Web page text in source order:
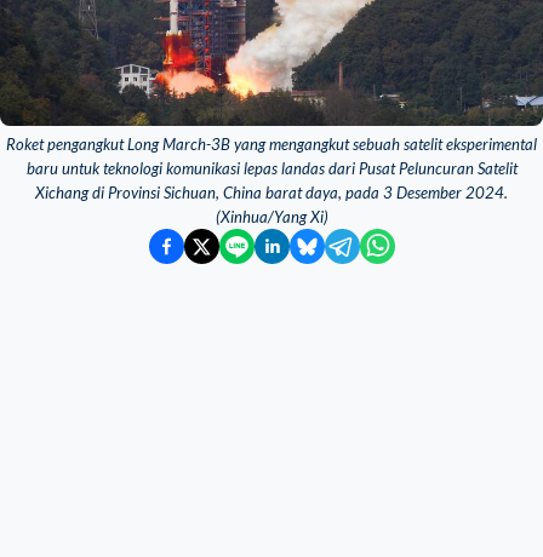
Roket pengangkut Long March-3B yang mengangkut sebuah satelit eksperimental
baru untuk teknologi komunikasi lepas landas dari Pusat Peluncuran Satelit
Xichang di Provinsi Sichuan, China barat daya, pada 3 Desember 2024.
(Xinhua/Yang Xi)